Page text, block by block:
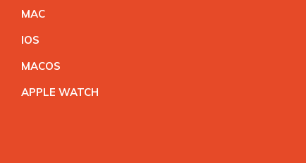
MAC
IOS
MACOS
APPLE WATCH